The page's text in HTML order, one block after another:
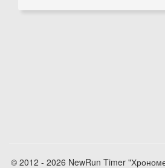
© 2012 - 2026 NewRun Timer